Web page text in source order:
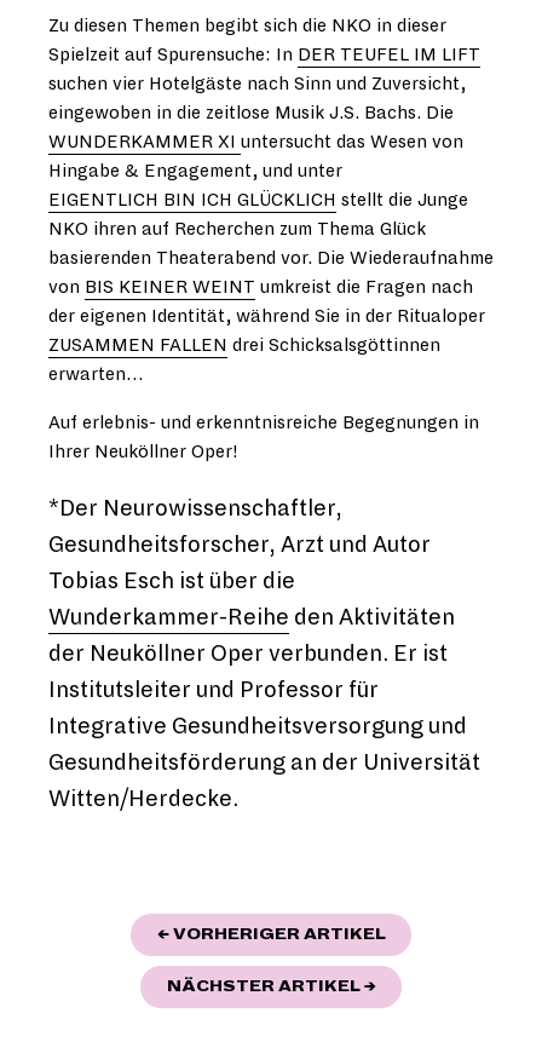
Zu diesen Themen begibt sich die NKO in dieser
Spielzeit auf Spurensuche: In DER TEUFEL IM LIFT
suchen vier Hotelgäste nach Sinn und Zuversicht,
eingewoben in die zeitlose Musik J.S. Bachs. Die
WUNDERKAMMER XI untersucht das Wesen von
Hingabe & Engagement, und unter
EIGENTLICH BIN ICH GLÜCKLICH stellt die Junge
NKO ihren auf Recherchen zum Thema Glück
basierenden Theaterabend vor. Die Wiederaufnahme
von BIS KEINER WEINT umkreist die Fragen nach
der eigenen Identität, während Sie in der Ritualoper
ZUSAMMEN FALLEN drei Schicksalsgöttinnen
erwarten…
Auf erlebnis- und erkenntnisreiche Begegnungen in
Ihrer Neuköllner Oper!
*Der Neurowissenschaftler,
Gesundheitsforscher, Arzt und Autor
Tobias Esch ist über die
Wunderkammer-Reihe den Aktivitäten
der Neuköllner Oper verbunden. Er ist
Institutsleiter und Professor für
Integrative Gesundheitsversorgung und
Gesundheitsförderung an der Universität
Witten/Herdecke.
BEITRAGSNAVIGATION
← VORHERIGER ARTIKEL"FRAU OHNE
NÄCHSTER ARTIKEL"GEMEINSAME
→